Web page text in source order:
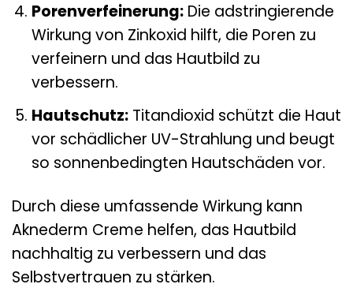
Porenverfeinerung:Die adstringierende
Wirkung von Zinkoxid hilft, die Poren zu
verfeinern und das Hautbild zu
verbessern.
Hautschutz:Titandioxid schützt die Haut
vor schädlicher UV-Strahlung und beugt
so sonnenbedingten Hautschäden vor.
Durch diese umfassende Wirkung kann
Aknederm Creme helfen, das Hautbild
nachhaltig zu verbessern und das
Selbstvertrauen zu stärken.